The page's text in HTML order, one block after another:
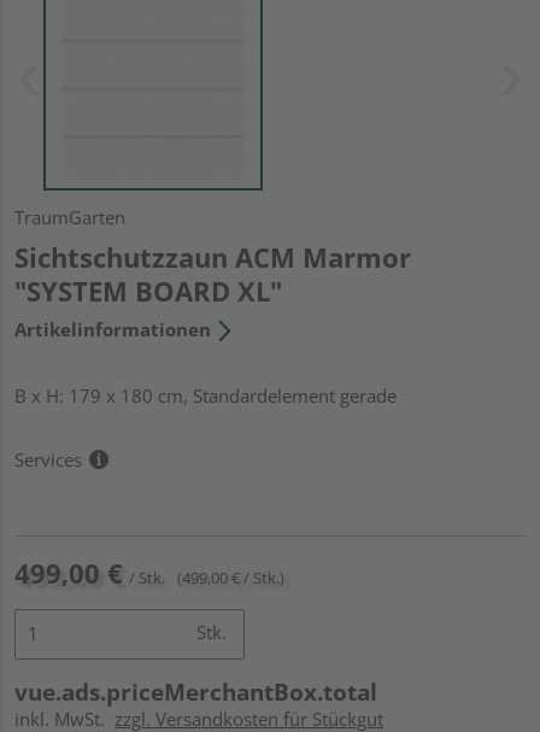
TraumGarten
Sichtschutzzaun ACM Marmor
"SYSTEM BOARD XL"
Artikelinformationen
B x H: 179 x 180 cm, Standardelement gerade
Services
499,00 € / Stk. (499,00 € / Stk.)
Stk.
vue.ads.priceMerchantBox.total
inkl. MwSt. zzgl. Versandkosten für Stückgut